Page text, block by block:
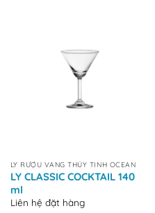
LY RƯỢU VANG THỦY TINH OCEAN
LY CLASSIC COCKTAIL 140
ml
Liên hệ đặt hàng